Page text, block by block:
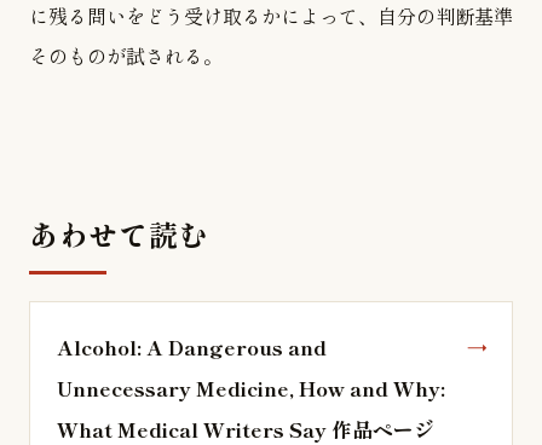
に残る問いをどう受け取るかによって、自分の判断基準
そのものが試される。
あわせて読む
Alcohol: A Dangerous and
Unnecessary Medicine, How and Why:
What Medical Writers Say 作品ページ